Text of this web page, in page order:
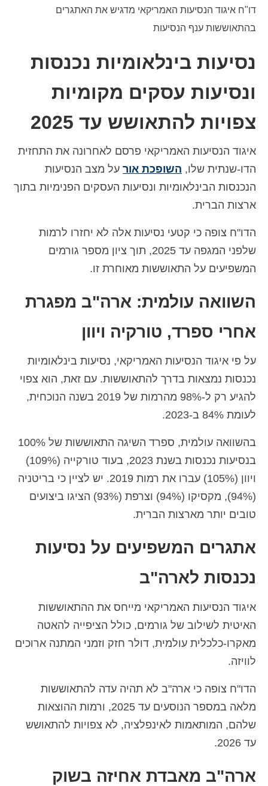
Suomi
(פינית)
צרפתית
Ελληνικά
( יוונית)
Magyar
( הונגרית)
Italiano
(איטלקית)
日本語
(יפנית)
한국어
)
Polski
(פולנית)
Português
( פורטוגזית )
Slovenčina
(סלאבית)
שוודית
דו"ח איגוד הנסיעות האמריקאי מדגיש את האתגרים
בהתאוששות ענף הנסיעות
נסיעות בינלאומיות נכנסות
ונסיעות עסקים מקומיות
צפויות להתאושש עד 2025
איגוד הנסיעות האמריקאי פרסם לאחרונה את התחזית
הדו-שנתית שלו, השופכת אור על מצב הנסיעות
הנכנסות הבינלאומיות ונסיעות העסקים הפנימיות בתוך
ארצות הברית.
הדו"ח צופה כי קטעי נסיעות אלה לא יחזרו לרמות
שלפני המגפה עד 2025, תוך ציון מספר גורמים
המשפיעים על התאוששות מאוחרת זו.
השוואה עולמית: ארה"ב מפגרת
אחרי ספרד, טורקיה ויוון
על פי איגוד הנסיעות האמריקאי, נסיעות בינלאומיות
נכנסות נמצאות בדרך להתאוששות. עם זאת, הוא צפוי
להגיע רק ל-98% מהרמות של 2019 בשנה הנוכחית,
לעומת 84% ב-2023.
בהשוואה עולמית, ספרד השיגה התאוששות של 100%
בנסיעות נכנסות בשנת 2023, בעוד טורקייה (109%)
ויוון (105%) עברו את רמות 2019. יש לציין כי בריטניה
(94%), מקסיקו (94%) וצרפת (93%) הציגו ביצועים
טובים יותר מארצות הברית.
אתגרים המשפיעים על נסיעות
נכנסות לארה"ב
איגוד הנסיעות האמריקאי מייחס את ההתאוששות
האיטית לשילוב של גורמים, כולל הציפייה להאטה
מאקרו-כלכלית עולמית, דולר חזק וזמני המתנה ארוכים
לוויזה.
הדו"ח צופה כי ארה"ב לא תהיה עדה להתאוששות
מלאה במספר הנוסעים עד 2025, ורמות ההוצאות
שלהם, המותאמות לאינפלציה, לא צפויות להתאושש
עד 2026.
ארה"ב מאבדת אחיזה בשוק